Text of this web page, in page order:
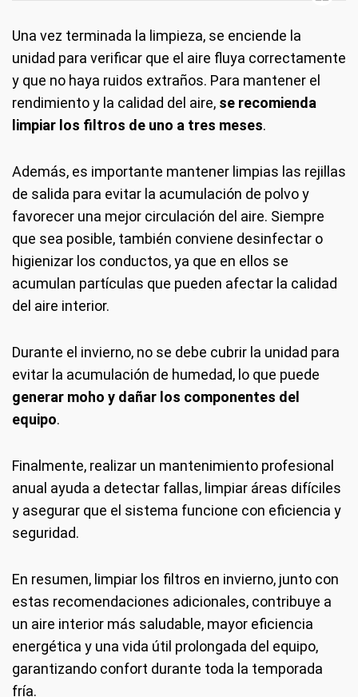
Una vez terminada la limpieza, se enciende la
unidad para verificar que el aire fluya correctamente
y que no haya ruidos extraños. Para mantener el
rendimiento y la calidad del aire, se recomienda
limpiar los filtros de uno a tres meses.
Además, es importante mantener limpias las rejillas
de salida para evitar la acumulación de polvo y
favorecer una mejor circulación del aire. Siempre
que sea posible, también conviene desinfectar o
higienizar los conductos, ya que en ellos se
acumulan partículas que pueden afectar la calidad
del aire interior.
Durante el invierno, no se debe cubrir la unidad para
evitar la acumulación de humedad, lo que puede
generar moho y dañar los componentes del
equipo.
Finalmente, realizar un mantenimiento profesional
anual ayuda a detectar fallas, limpiar áreas difíciles
y asegurar que el sistema funcione con eficiencia y
seguridad.
En resumen, limpiar los filtros en invierno, junto con
estas recomendaciones adicionales, contribuye a
un aire interior más saludable, mayor eficiencia
energética y una vida útil prolongada del equipo,
garantizando confort durante toda la temporada
fría.